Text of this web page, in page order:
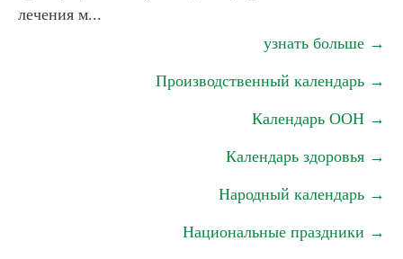
лечения м...
узнать больше →
Производственный календарь →
Календарь ООН →
Календарь здоровья →
Народный календарь →
Национальные праздники →